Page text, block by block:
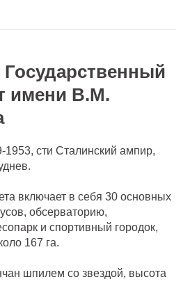
имени В.М.
1953, сти Сталинский ампир,
включает в себя 30 основных
обсерваторию,
и спортивный городок,
167 га.
шпилем со звездой, высота